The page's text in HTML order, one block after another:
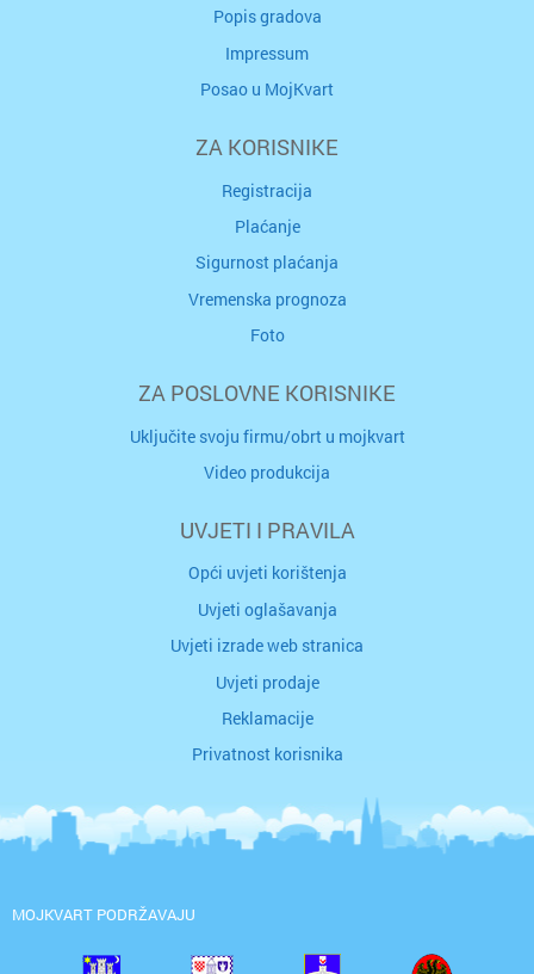
Popis gradova
Impressum
Posao u MojKvart
ZA KORISNIKE
Registracija
Plaćanje
Sigurnost plaćanja
Vremenska prognoza
Foto
ZA POSLOVNE KORISNIKE
Uključite svoju firmu/obrt u mojkvart
Video produkcija
UVJETI I PRAVILA
Opći uvjeti korištenja
Uvjeti oglašavanja
Uvjeti izrade web stranica
Uvjeti prodaje
Reklamacije
Privatnost korisnika
MOJKVART PODRŽAVAJU